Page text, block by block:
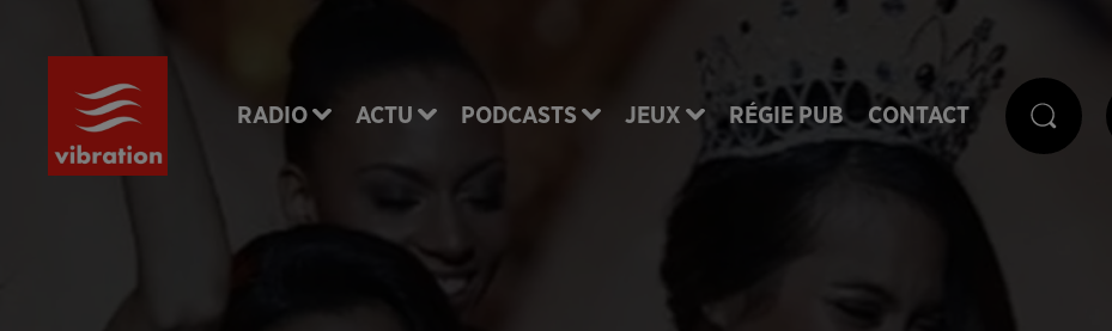
RADIO ACTU PODCASTS JEUX RÉGIE PUB CONTACT